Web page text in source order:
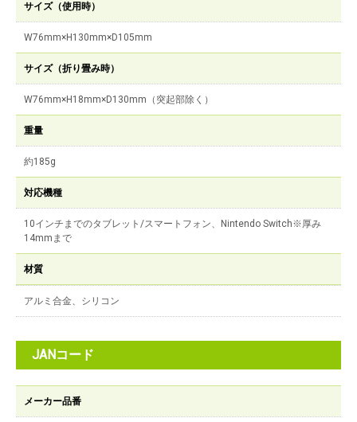
サイズ（使用時）
W76mm×H130mm×D105mm
サイズ（折り畳み時）
W76mm×H18mm×D130mm（突起部除く）
重量
約185g
対応機種
10インチまでのタブレット/スマートフォン、Nintendo Switch※厚み
14mmまで
材質
アルミ合金、シリコン
JANコード
メーカー品番